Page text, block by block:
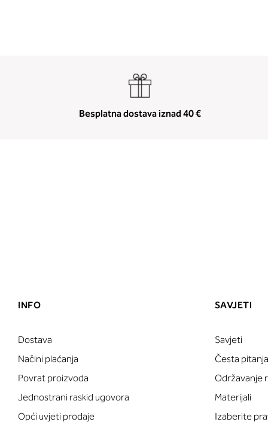
Besplatna dostava iznad 40 €
INFO
Dostava
Načini plaćanja
Povrat proizvoda
Jednostrani raskid ugovora
Opći uvjeti prodaje
SAVJETI
Savjeti
Česta pitanja
Održavanje
Materijali
Izaberite